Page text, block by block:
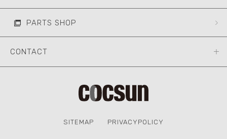
PARTS SHOP
CONTACT
SITEMAP PRIVACYPOLICY